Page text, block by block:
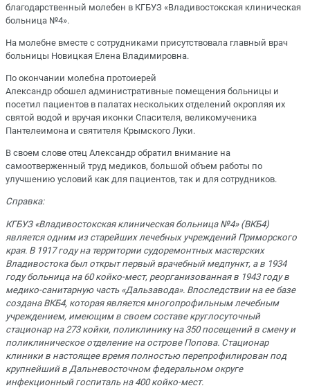
благодарственный молебен в КГБУЗ «Владивостокская клиническая
больница №4».
На молебне вместе с сотрудниками присутствовала главный врач
больницы Новицкая Елена Владимировна.
По окончании молебна протоиерей
Александр обошел административные помещения больницы и
посетил пациентов в палатах нескольких отделений окропляя их
святой водой и вручая иконки Спасителя, великомученика
Пантелеимона и святителя Крымского Луки.
В своем слове отец Александр обратил внимание на
самоотверженный труд медиков, большой объем работы по
улучшению условий как для пациентов, так и для сотрудников.
Справка:
КГБУЗ «Владивостокская клиническая больница №4» (ВКБ4)
является одним из старейших лечебных учреждений Приморского
края. В 1917 году на территории судоремонтных мастерских
Владивостока был открыт первый врачебный медпункт, а в 1934
году больница на 60 койко-мест, реорганизованная в 1943 году в
медико-санитарную часть «Дальзавода». Впоследствии на ее базе
создана ВКБ4, которая является многопрофильным лечебным
учреждением, имеющим в своем составе круглосуточный
стационар на 273 койки, поликлинику на 350 посещений в смену и
поликлиническое отделение на острове Попова. Стационар
клиники в настоящее время полностью перепрофилирован под
крупнейший в Дальневосточном федеральном округе
инфекционный госпиталь на 400 койко-мест.